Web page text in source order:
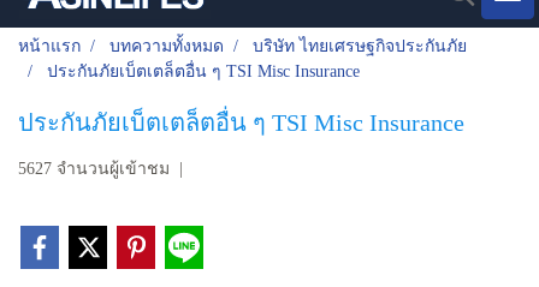
หน้าแรก บทความทั้งหมด
บริษัท ไทยเศรษฐกิจประกันภัย
ประกันภัยเบ็ตเตล็ตอื่น ๆ TSI Misc Insurance
ประกันภัยเบ็ตเตล็ตอื่น ๆ TSI Misc Insurance
5627 จำนวนผู้เข้าชม